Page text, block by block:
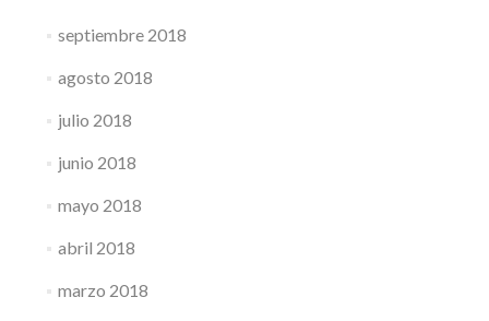
septiembre 2018
agosto 2018
julio 2018
junio 2018
mayo 2018
abril 2018
marzo 2018